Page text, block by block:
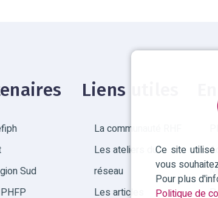
Ce site
vous
Pour plus
Politique de
Sud
Liens utiles
La communauté RHF
Les ateliers du
réseau
Les articles